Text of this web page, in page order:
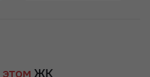
этом ЖК